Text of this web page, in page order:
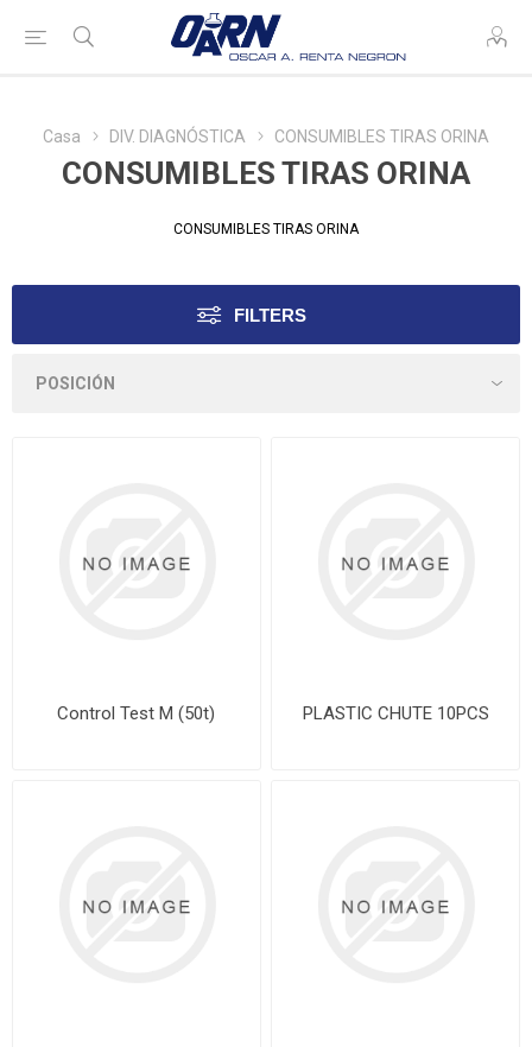
Casa DIV. DIAGNÓSTICA CONSUMIBLES TIRAS ORINA
CONSUMIBLES TIRAS ORINA
CONSUMIBLES TIRAS ORINA
FILTERS
Control Test M (50t) PLASTIC CHUTE 10PCS